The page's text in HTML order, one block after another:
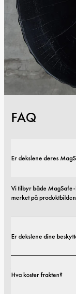
FAQ
Er dekslene deres
Vi tilbyr både
merket på
Er dekslene dine
som spenner fra slanke
Hva koster frakten?